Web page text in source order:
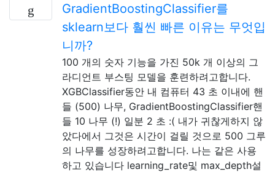
GradientBoostingClassifier를
sklearn보다 훨씬 빠른 이유는 무엇입
니까?
100 개의 숫자 기능을 가진 50k 개 이상의 그
라디언트 부스팅 모델을 훈련하려고합니다.
XGBClassifier동안 내 컴퓨터 43 초 이내에 핸
들 (500) 나무, GradientBoostingClassifier핸
들 10 나무 (!) 일분 2 초 :( 내가 귀찮게하지 않
았다에서 그것은 시간이 걸릴 것으로 500 그루
의 나무를 성장하려고합니다. 나는 같은 사용
하고 있습니다 learning_rate및 max_depth설